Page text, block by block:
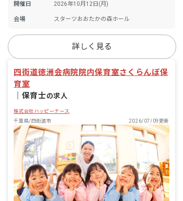
開催日 2026年10月12日(月)
会場 スターツおおたかの森ホール
詳しく見る
四街道徳洲会病院院内保育室さくらんぼ保
育室
保育士の求人
株式会社ハッピーナース
千葉県/四街道市
2026/07/09更新